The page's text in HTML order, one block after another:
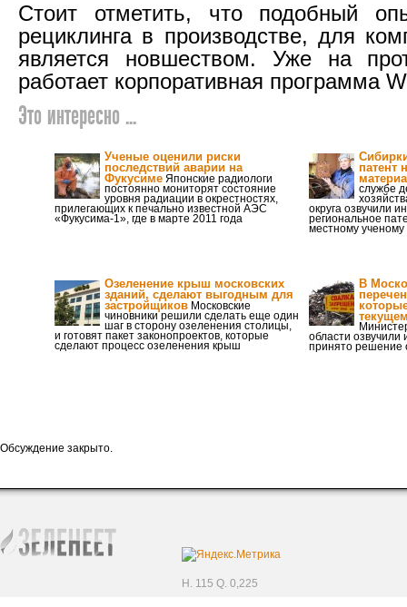
Стоит отметить, что подобный
рециклинга в производстве, для
является новшеством. Уже на
работает корпоративная программа
Это интересно ...
Ученые оценили риски
последствий аварии на
Фукусиме Японские радиологи
постоянно мониторят состояние
уровня радиации в окрестностях,
прилегающих к печально известной АЭС
«Фукусима-1», где в марте 2011 года
патент
службе
округа озвучили
региональное
местному
Озеленение крыш московских
зданий, сделают выгодным для
застройщиков Московские
чиновники решили сделать еще один
шаг в сторону озеленения столицы,
и готовят пакет законопроектов, которые
сделают процесс озеленения крыш
В
области
принято решение
Обсуждение закрыто.
H. 115 Q. 0,225